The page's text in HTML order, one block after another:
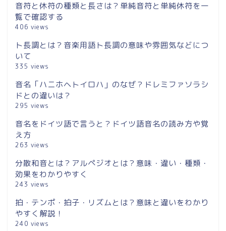
音符と休符の種類と長さは？単純音符と単純休符を一
覧で確認する
406 views
ト長調とは？音楽用語ト長調の意味や雰囲気などにつ
いて
335 views
音名「ハニホヘトイロハ」のなぜ？ドレミファソラシ
ドとの違いは？
295 views
音名をドイツ語で言うと？ドイツ語音名の読み方や覚
え方
263 views
分散和音とは？アルペジオとは？意味・違い・種類・
効果をわかりやすく
243 views
拍・テンポ・拍子・リズムとは？意味と違いをわかり
やすく解説！
240 views